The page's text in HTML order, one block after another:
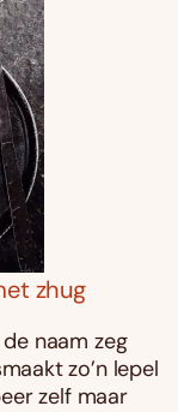
zhug
naam zeg
zo’n lepel
zelf maar